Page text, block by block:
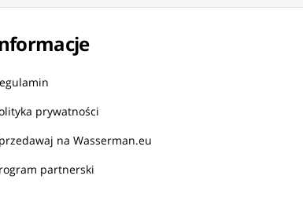
prywatności
na Wasserman.eu
partnerski